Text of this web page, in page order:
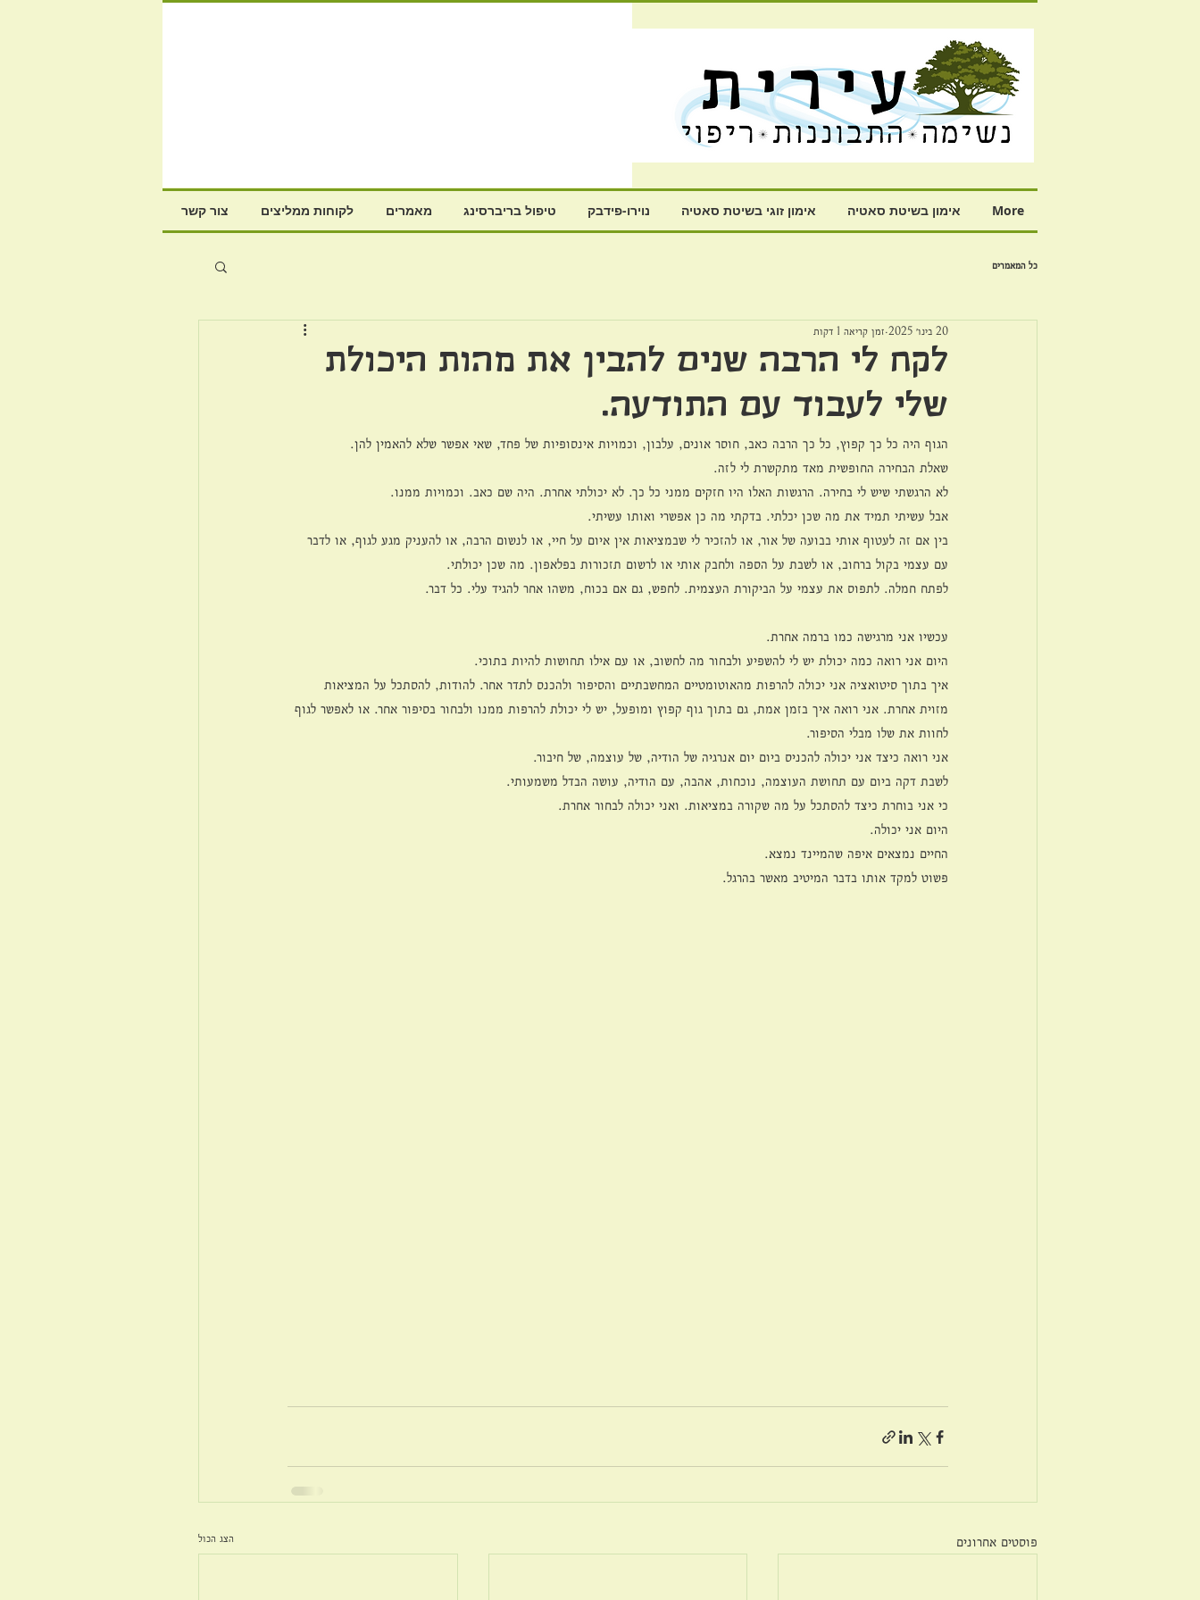
צור קשר לקוחות ממליצים מאמרים טיפול בריברסינג נוירו-פידבק אימון זוגי בשיטת סאטיה אימון בשיטת סאטיה More
כל המאמרים
לקח לי הרבה שנים להבין את מהות היכולת
שלי לעבוד עם התודעה.
20 בינו׳ 2025 זמן קריאה 1 דקות
הגוף היה כל כך קפוץ, כל כך הרבה כאב, חוסר אונים, עלבון, וכמויות אינסופיות של פחד, שאי אפשר שלא להאמין להן.
שאלת הבחירה החופשית מאד מתקשרת לי לזה.
לא הרגשתי שיש לי בחירה. הרגשות האלו היו חזקים ממני כל כך. לא יכולתי אחרת. היה שם כאב. וכמויות ממנו.
אבל עשיתי תמיד את מה שכן יכלתי. בדקתי מה כן אפשרי ואותו עשיתי.
בין אם זה לעטוף אותי בבועה של אור, או להזכיר לי שבמציאות אין איום על חיי, או לנשום הרבה, או להעניק מגע לגוף, או לדבר
עם עצמי בקול ברחוב, או לשבת על הספה ולחבק אותי או לרשום תזכורות בפלאפון. מה שכן יכולתי.
לפתח חמלה. לתפוס את עצמי על הביקורת העצמית. לחפש, גם אם בכוח, משהו אחר להגיד עלי. כל דבר.
עכשיו אני מרגישה כמו ברמה אחרת.
היום אני רואה כמה יכולת יש לי להשפיע ולבחור מה לחשוב, או עם אילו תחושות להיות בתוכי.
איך בתוך סיטואציה אני יכולה להרפות מהאוטומטיים המחשבתיים והסיפור ולהכנס לתדר אחר. להודות, להסתכל על המציאות
מזוית אחרת. אני רואה איך בזמן אמת, גם בתוך גוף קפוץ ומופעל, יש לי יכולת להרפות ממנו ולבחור בסיפור אחר. או לאפשר לגוף
לחוות את שלו מבלי הסיפור.
אני רואה כיצד אני יכולה להכניס ביום יום אנרגיה של הודיה, של עוצמה, של חיבור.
לשבת דקה ביום עם תחושת העוצמה, נוכחות, אהבה, עם הודיה, עושה הבדל משמעותי.
כי אני בוחרת כיצד להסתכל על מה שקורה במציאות. ואני יכולה לבחור אחרת.
היום אני יכולה.
החיים נמצאים איפה שהמיינד נמצא.
פשוט למקד אותו בדבר המיטיב מאשר בהרגל.
פוסטים אחרונים הצג הכול